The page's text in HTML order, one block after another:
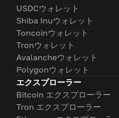
USDCウォレット
Shiba Inuウォレット
Toncoinウォレット
Tronウォレット
Avalancheウォレット
Polygonウォレット
エクスプローラー
Bitcoin エクスプローラー
Tron エクスプローラー